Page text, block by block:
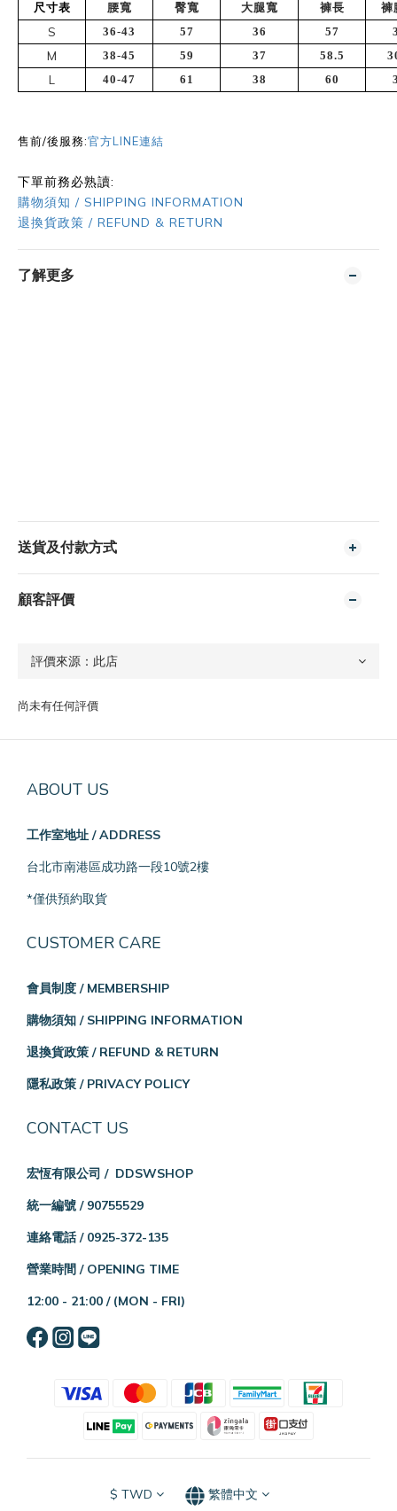
尺寸表 腰寬 臀寬 大腿寬 褲長 褲
S 36-43 57 36 57
M 38-45 59 37 58.5
L 40-47 61 38 60
售前/後服務:官方LINE連結
下單前務必熟讀:
購物須知 / SHIPPING INFORMATION
退換貨政策 / REFUND & RETURN
了解更多
送貨及付款方式
顧客評價
尚未有任何評價
ABOUT US
工作室地址 / ADDRESS
台北市南港區成功路一段10號2樓
*僅供預約取貨
CUSTOMER CARE
會員制度 / MEMBERSHIP
購物須知 / SHIPPING INFORMATION
退換貨政策 / REFUND & RETURN
隱私政策 / PRIVACY POLICY
CONTACT US
宏恆有限公司 / DDSWSHOP
統一編號 / 90755529
連絡電話 / 0925-372-135
營業時間 / OPENING TIME
12:00 - 21:00 / (MON - FRI)
$ TWD 繁體中文